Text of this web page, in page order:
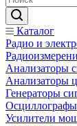
Каталог
Радио и
Анализаторы
Анализаторы
Генераторы
Осциллографы
Усилители